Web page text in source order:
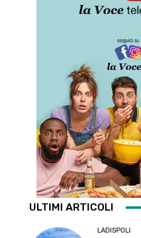
ULTIMI ARTICOLI
LADISPOLI